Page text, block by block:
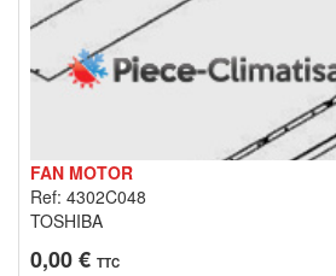
FAN MOTOR
Ref: 4302C048
TOSHIBA
0,00 € TTC